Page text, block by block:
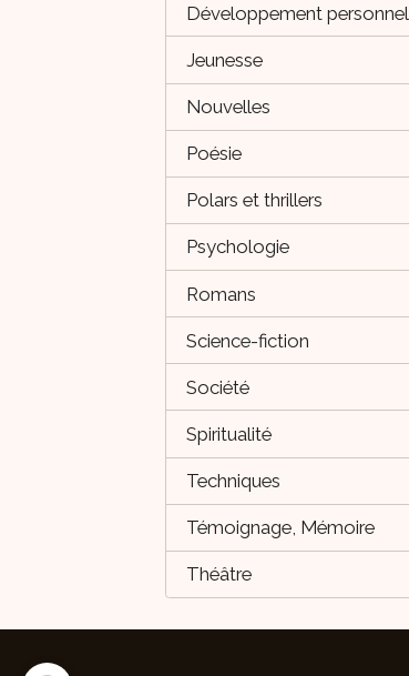
Développement personnel
Jeunesse
Nouvelles
Poésie
Polars et thrillers
Psychologie
Romans
Science-fiction
Société
Spiritualité
Techniques
Témoignage, Mémoire
Théâtre